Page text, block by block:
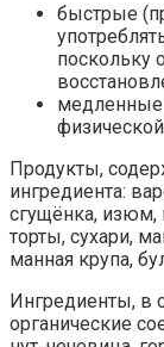
быстрые
поскольку
медленные
Продукты,
ингредиента:
сгущёнка, изюм,
торты, сухари,
манная крупа,
Ингредиенты, в
органические